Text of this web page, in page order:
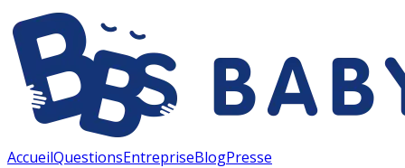
AccueilQuestionsEntrepriseBlogPresse
Panneau de gestion des cookies